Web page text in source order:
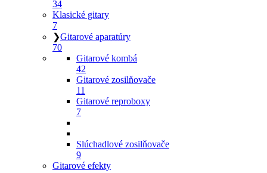
34
Klasické gitary
7
❯Gitarové aparatúry
70
Gitarové kombá
42
Gitarové zosilňovače
11
Gitarové reproboxy
7
Slúchadlové zosilňovače
9
Gitarové efekty